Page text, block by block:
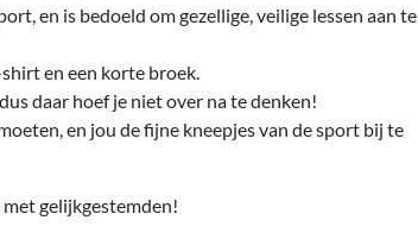
en is bedoeld om gezellige, veilige lessen aan te
en een korte broek.
daar hoef je niet over na te denken!
en jou de fijne kneepjes van de sport bij te
met gelijkgestemden!